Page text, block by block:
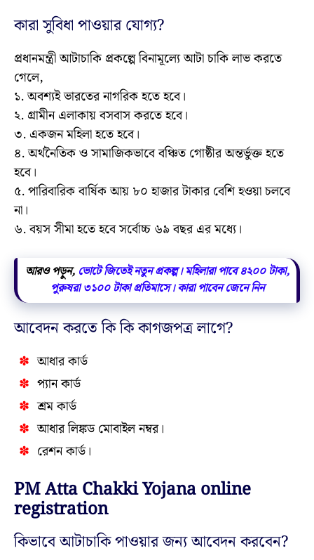
কারা সুবিধা পাওয়ার যোগ্য?
প্রধানমন্ত্রী আটাচাকি প্রকল্পে বিনামূল্যে আটা চাকি লাভ করতে
গেলে,
১. অবশ্যই ভারতের নাগরিক হতে হবে।
২. গ্রামীন এলাকায় বসবাস করতে হবে।
৩. একজন মহিলা হতে হবে।
৪. অর্থনৈতিক ও সামাজিকভাবে বঞ্চিত গোষ্ঠীর অন্তর্ভুক্ত হতে
হবে।
৫. পারিবারিক বার্ষিক আয় ৮০ হাজার টাকার বেশি হওয়া চলবে
না।
৬. বয়স সীমা হতে হবে সর্বোচ্চ ৬৯ বছর এর মধ্যে।
আরও পড়ুন, ভোটে জিতেই নতুন প্রকল্প। মহিলারা পাবে ৪২০০ টাকা,
পুরুষরা ৩১০০ টাকা প্রতিমাসে। কারা পাবেন জেনে নিন
আবেদন করতে কি কি কাগজপত্র লাগে?
আধার কার্ড
প্যান কার্ড
শ্রম কার্ড
আধার লিঙ্কড মোবাইল নম্বর।
রেশন কার্ড।
PM Atta Chakki Yojana online
registration
কিভাবে আটাচাকি পাওয়ার জন্য আবেদন করবেন?